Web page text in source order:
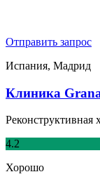
Отправить запрос
Испания, Мадрид
Клиника
Реконструктивная
4.2
Хорошо